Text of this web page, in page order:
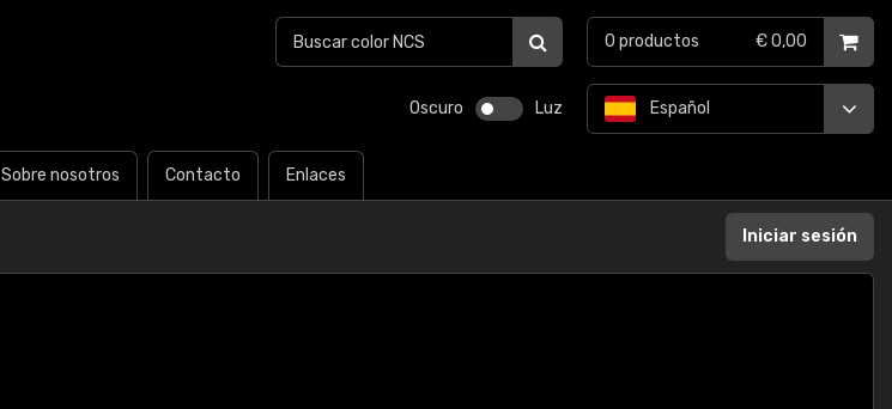
Oscuro Luz
Sobre nosotros Contacto Enlaces
Español
0 productos € 0,00
Iniciar sesión